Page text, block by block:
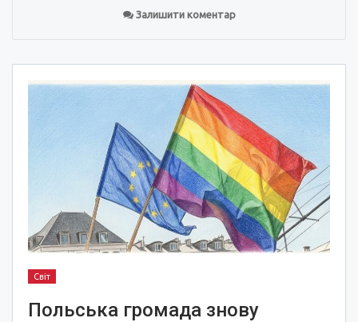
Залишити коментар
Світ
Польська громада знову